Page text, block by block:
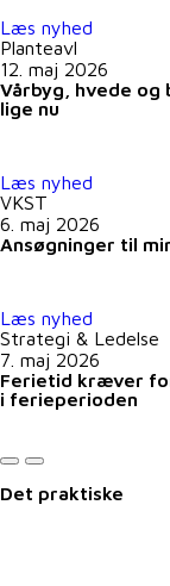
Læs nyhed
Planteavl
12. maj 2026
Vårbyg, hvede og
lige nu
Læs nyhed
VKST
6. maj 2026
Ansøgninger til
Læs nyhed
Strategi & Ledelse
7. maj 2026
Ferietid kræver
i ferieperioden
Det praktiske